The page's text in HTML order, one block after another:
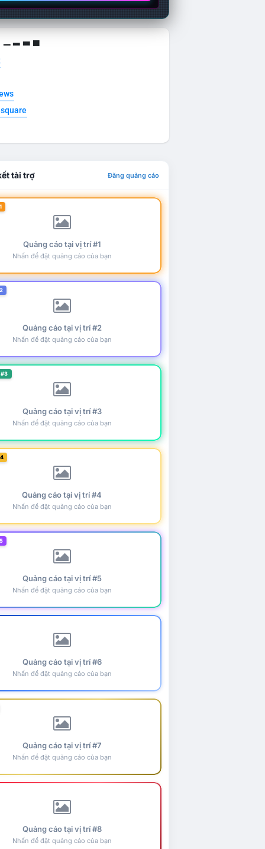
▁ ▂ ▃ ▄
tài trợ Đăng quảng cáo
Quảng cáo tại vị trí #1
Nhấn để đặt quảng cáo của bạn
Quảng cáo tại vị trí #2
Nhấn để đặt quảng cáo của bạn
Quảng cáo tại vị trí #3
Nhấn để đặt quảng cáo của bạn
Quảng cáo tại vị trí #4
Nhấn để đặt quảng cáo của bạn
Quảng cáo tại vị trí #5
Nhấn để đặt quảng cáo của bạn
Quảng cáo tại vị trí #6
Nhấn để đặt quảng cáo của bạn
Quảng cáo tại vị trí #7
Nhấn để đặt quảng cáo của bạn
Quảng cáo tại vị trí #8
Nhấn để đặt quảng cáo của bạn